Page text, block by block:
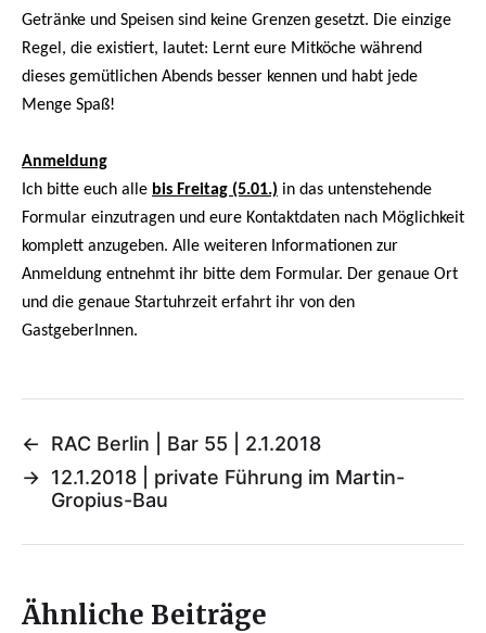
Getränke und Speisen sind keine Grenzen gesetzt. Die einzige
Regel, die existiert, lautet: Lernt eure Mitköche während
dieses gemütlichen Abends besser kennen und habt jede
Menge Spaß!
Anmeldung
Ich bitte euch alle bis Freitag (5.01.) in das untenstehende
Formular einzutragen und eure Kontaktdaten nach Möglichkeit
komplett anzugeben. Alle weiteren Informationen zur
Anmeldung entnehmt ihr bitte dem Formular. Der genaue Ort
und die genaue Startuhrzeit erfahrt ihr von den
GastgeberInnen.
←
RAC Berlin | Bar 55 | 2.1.2018
→ 12.1.2018 | private Führung im Martin-
Gropius-Bau
Ähnliche Beiträge